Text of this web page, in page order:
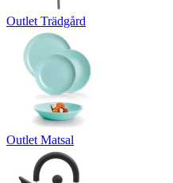
Outlet Trädgård
Outlet Matsal